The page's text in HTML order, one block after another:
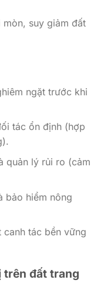
suy giảm đất
ngặt trước khi
tác ổn định (hợp
quản lý rủi ro (cảm
bảo hiểm nông
canh tác bền vững
trên đất trang